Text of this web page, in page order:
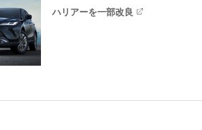
ハリアーを一部改良